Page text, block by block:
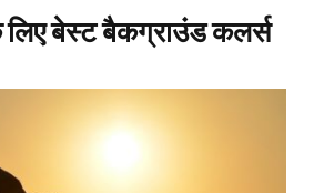
लिए बेस्ट बैकग्राउंड कलर्स